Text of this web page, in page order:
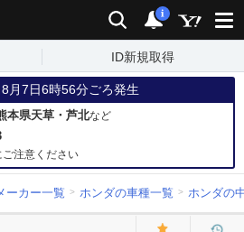
検索 通知
i
ID新規取得
8月7日6時56分ごろ発生
本県天草・芦北など
注意ください
ーカー一覧 ホンダの車種一覧 ホンダの